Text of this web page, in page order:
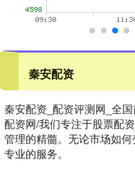
秦安配资
秦安配资_配资评测网_全
配资网/我们专注于股票配
管理的精髓。无论市场如
专业的服务。